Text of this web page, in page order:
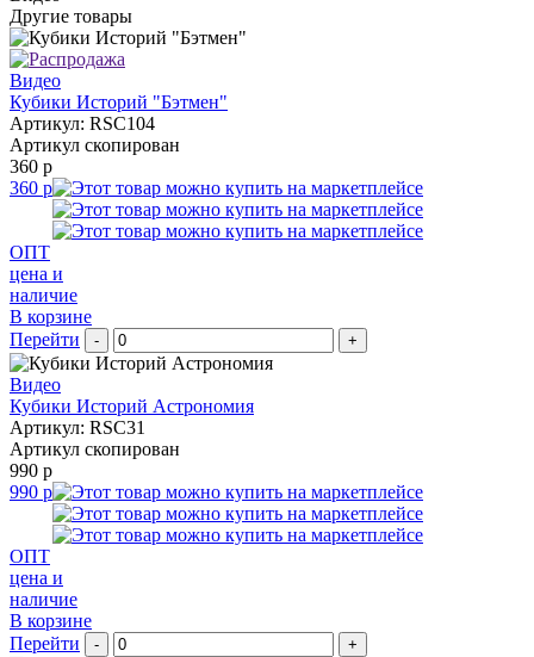
Другие товары
Видео
Кубики Историй "Бэтмен"
Артикул: RSC104
Артикул скопирован
360 р
360 р
ОПТ
цена и
наличие
В корзине
Перейти
- +
Видео
Кубики Историй Астрономия
Артикул: RSC31
Артикул скопирован
990 р
990 р
ОПТ
цена и
наличие
В корзине
Перейти
- +